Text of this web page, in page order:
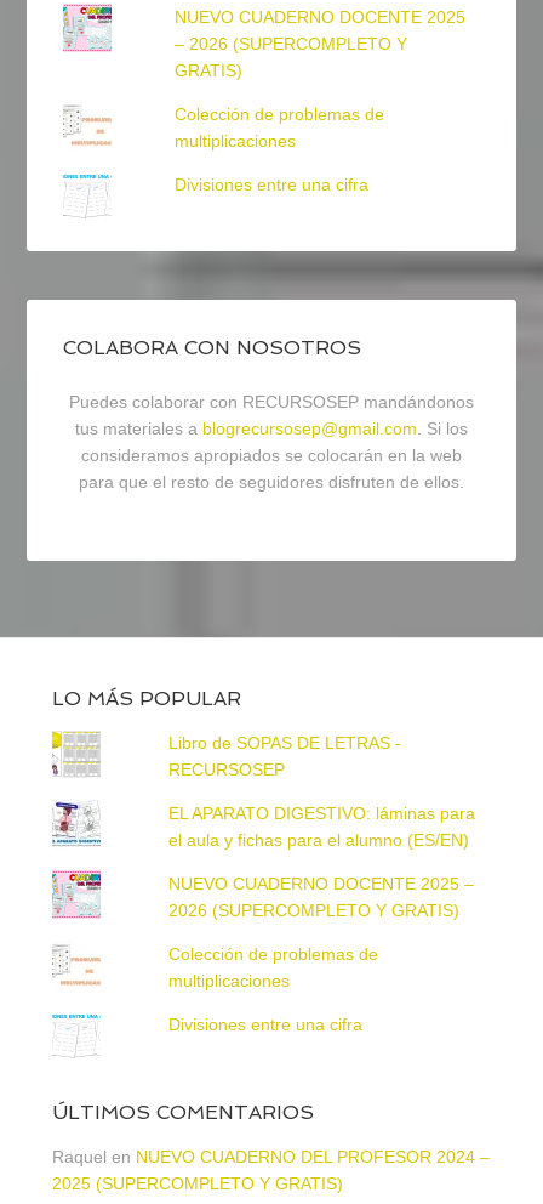
NUEVO CUADERNO DOCENTE 2025
– 2026 (SUPERCOMPLETO Y
GRATIS)
Colección de problemas de
multiplicaciones
Divisiones entre una cifra
COLABORA CON NOSOTROS
Puedes colaborar con RECURSOSEP mandándonos
tus materiales a blogrecursosep@gmail.com. Si los
consideramos apropiados se colocarán en la web
para que el resto de seguidores disfruten de ellos.
LO MÁS POPULAR
Libro de SOPAS DE LETRAS -
RECURSOSEP
EL APARATO DIGESTIVO: láminas para
el aula y fichas para el alumno (ES/EN)
NUEVO CUADERNO DOCENTE 2025 –
2026 (SUPERCOMPLETO Y GRATIS)
Colección de problemas de
multiplicaciones
Divisiones entre una cifra
ÚLTIMOS COMENTARIOS
Raquel en NUEVO CUADERNO DEL PROFESOR 2024 –
2025 (SUPERCOMPLETO Y GRATIS)